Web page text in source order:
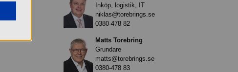
Inköp, logistik, IT
niklas@torebrings.se
0380-478 82
Matts Torebring
Grundare
matts@torebrings.se
0380-478 83